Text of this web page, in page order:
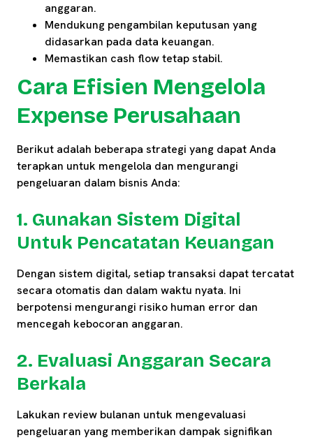
anggaran.
Mendukung pengambilan keputusan yang
didasarkan pada data keuangan.
Memastikan cash flow tetap stabil.
Cara Efisien Mengelola
Expense Perusahaan
Berikut adalah beberapa strategi yang dapat Anda
terapkan untuk mengelola dan mengurangi
pengeluaran dalam bisnis Anda:
1. Gunakan Sistem Digital
Untuk Pencatatan Keuangan
Dengan sistem digital, setiap transaksi dapat tercatat
secara otomatis dan dalam waktu nyata. Ini
berpotensi mengurangi risiko human error dan
mencegah kebocoran anggaran.
2. Evaluasi Anggaran Secara
Berkala
Lakukan review bulanan untuk mengevaluasi
pengeluaran yang memberikan dampak signifikan